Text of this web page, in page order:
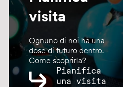
visita
Ognuno di noi ha una
dose di futuro dentro.
Come scoprirla?
Pianifica
una visita